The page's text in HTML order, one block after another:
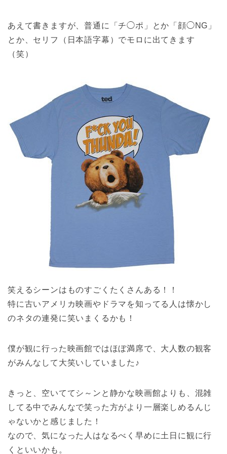
あえて書きますが、普通に「チ◯ポ」とか「顔◯NG」
とか、セリフ（日本語字幕）でモロに出てきます
（笑）
笑えるシーンはものすごくたくさんある！！
特に古いアメリカ映画やドラマを知ってる人は懐かし
のネタの連発に笑いまくるかも！
僕が観に行った映画館ではほぼ満席で、大人数の観客
がみんなして大笑いしていました♪
きっと、空いててシ～ンと静かな映画館よりも、混雑
してる中でみんなで笑った方がより一層楽しめるんじ
ゃないかと感じました！
なので、気になった人はなるべく早めに土日に観に行
くといいかも。